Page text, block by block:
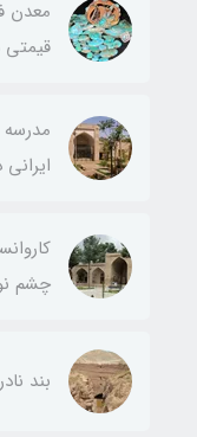
معدن
مدرسه
چشم
بند